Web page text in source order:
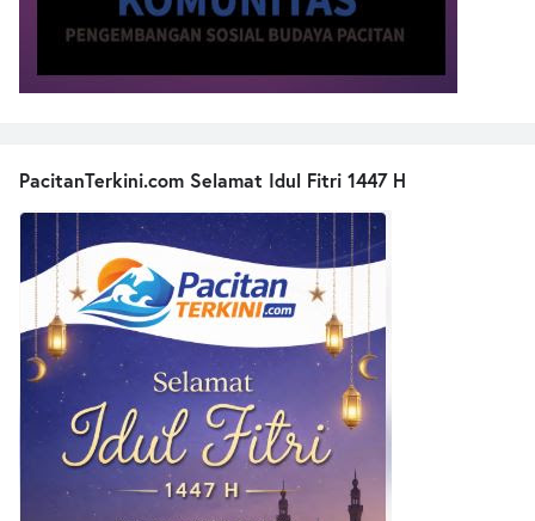
PacitanTerkini.com Selamat Idul Fitri 1447 H